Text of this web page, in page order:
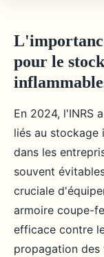
pour le
En 2024, l'INRS
liés au stockage
dans les
souvent
cruciale
armoire coupe-
efficace contre
propagation des